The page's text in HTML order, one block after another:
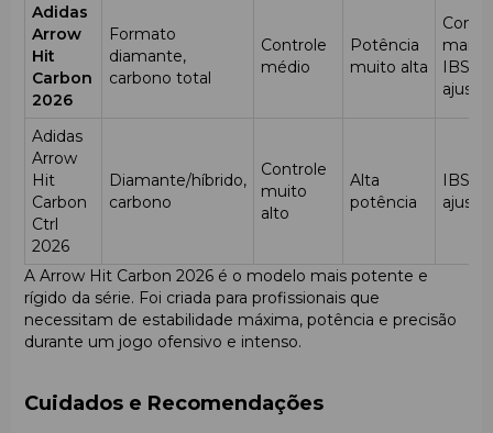
Adidas
Arrow
Hit
Carbon
2026
Formato
diamante,
carbono total
Controle
médio
Potência
muito alta
mais
IBS
Adidas
Arrow
Hit
Carbon
Ctrl
2026
Diamante/híbrido,
carbono
Controle
muito
alto
Alta
potência
IBS
A Arrow Hit Carbon 2026 é o modelo mais potente e
rígido da série. Foi criada para profissionais que
necessitam de estabilidade máxima, potência e precisão
durante um jogo ofensivo e intenso.
Cuidados e Recomendações